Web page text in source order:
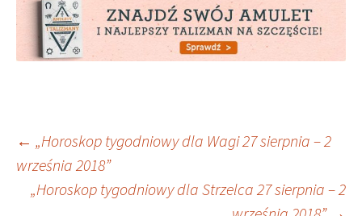
Nawigacja
wpisu
← „Horoskop tygodniowy dla Wagi 27 sierpnia – 2
września 2018”
„Horoskop tygodniowy dla Strzelca 27 sierpnia – 2